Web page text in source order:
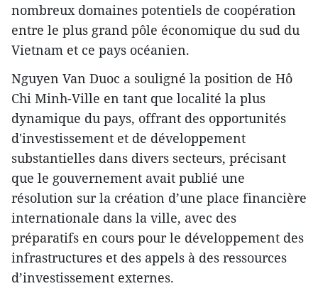
nombreux domaines potentiels de coopération
entre le plus grand pôle économique du sud du
Vietnam et ce pays océanien.
Nguyen Van Duoc a souligné la position de Hô
Chi Minh-Ville en tant que localité la plus
dynamique du pays, offrant des opportunités
d'investissement et de développement
substantielles dans divers secteurs, précisant
que le gouvernement avait publié une
résolution sur la création d’une place financière
internationale dans la ville, avec des
préparatifs en cours pour le développement des
infrastructures et des appels à des ressources
d’investissement externes.